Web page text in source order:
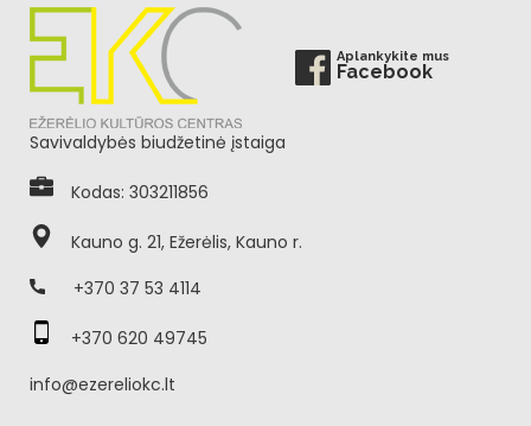
Aplankykite mus
Facebook
Savivaldybės biudžetinė įstaiga
Kodas: 303211856
Kauno g. 21, Ežerėlis, Kauno r.
+370 37 53 4114
+370 620 49745
info@ezereliokc.lt